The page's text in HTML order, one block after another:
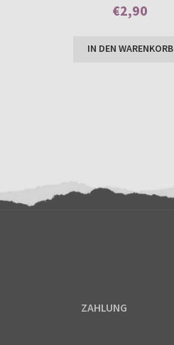
Kundenbewer
€2,90
IN DEN WARENKORB
ZAHLUNG